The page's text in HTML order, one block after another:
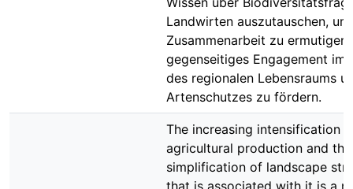
Landwirten auszutauschen,
Zusammenarbeit zu ermutigen
gegenseitiges Engagement im
des regionalen Lebensraums
Artenschutzes zu fördern.
The increasing intensification
agricultural production and the
simplification of landscape
that is associated with it is a